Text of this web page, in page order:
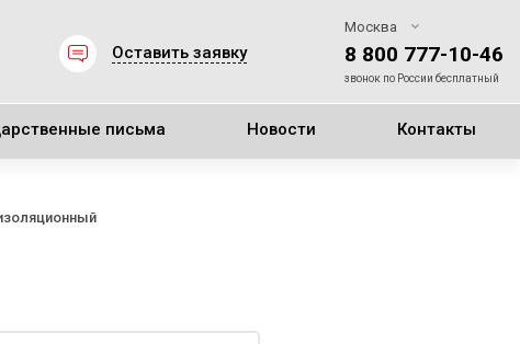
Москва
8 800 777-10-46
звонок по России бесплатный
Оставить заявку
письма Новости Контакты